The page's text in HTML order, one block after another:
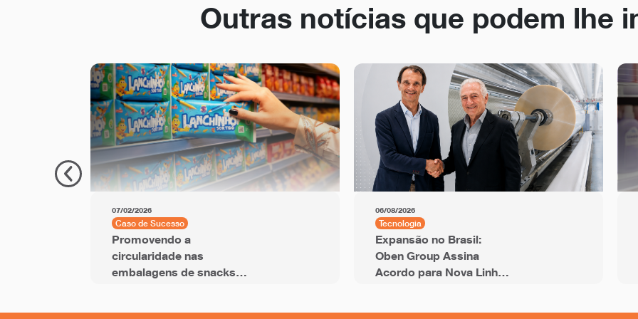
Outras notícias que podem lhe
07/02/2026
Caso de Sucesso
Promovendo a
circularidade nas
embalagens de snacks
06/08/2026
Tecnologia
Expansão no Brasil:
Oben Group Assina
Acordo para Nova Linha